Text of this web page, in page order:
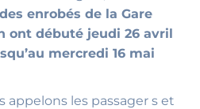
enrobés de la Gare
ont débuté jeudi 26 avril
mercredi 16 mai
appelons les passager s et